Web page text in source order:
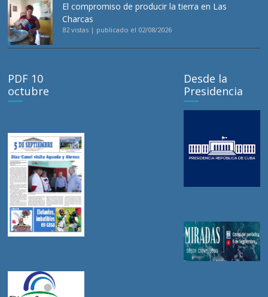
El compromiso de producir la tierra en Las
Charcas
82 vistas | publicado el 02/08/2026
PDF 10
octubre
Desde la
Presidencia